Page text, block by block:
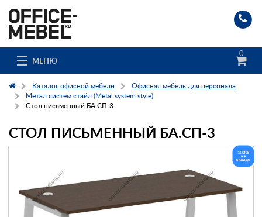
МЕНЮ
0
О компании
Доставка и сборка
Гос. заказчикам
Каталог офисной мебели
Офисная мебель для персонала
Метал систем стайл (Metal system style)
Стол письменный БА.СП-3
СТОЛ ПИСЬМЕННЫЙ БА.СП-3